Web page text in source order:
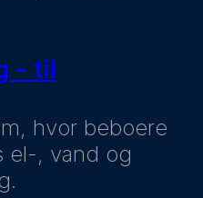
- til
hvor beboere
el-, vand og